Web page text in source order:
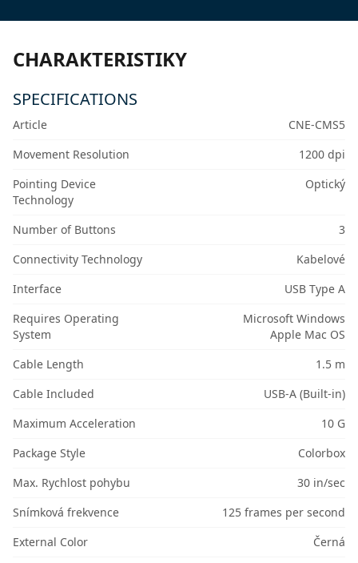
CHARAKTERISTIKY
SPECIFICATIONS
Article
CNE-CMS5
Movement Resolution
1200 dpi
Pointing Device
Technology
Optický
Number of Buttons
3
Connectivity Technology
Kabelové
Interface
USB Type A
Requires Operating
System
Microsoft Windows
Apple Mac OS
Cable Length
1.5 m
Cable Included
USB-A (Built-in)
Maximum Acceleration
10 G
Package Style
Colorbox
Max. Rychlost pohybu
30 in/sec
Snímková frekvence
125 frames per second
External Color
Černá